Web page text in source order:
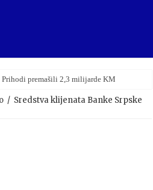
premašili 2,3 milijarde KM
/ Sredstva klijenata Banke Srpske